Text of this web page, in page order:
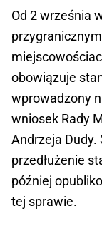
Od 2 września
obowiązuje
wprowadzony
wniosek Rady
Andrzeja Dudy.
przedłużenie
później
tej sprawie.